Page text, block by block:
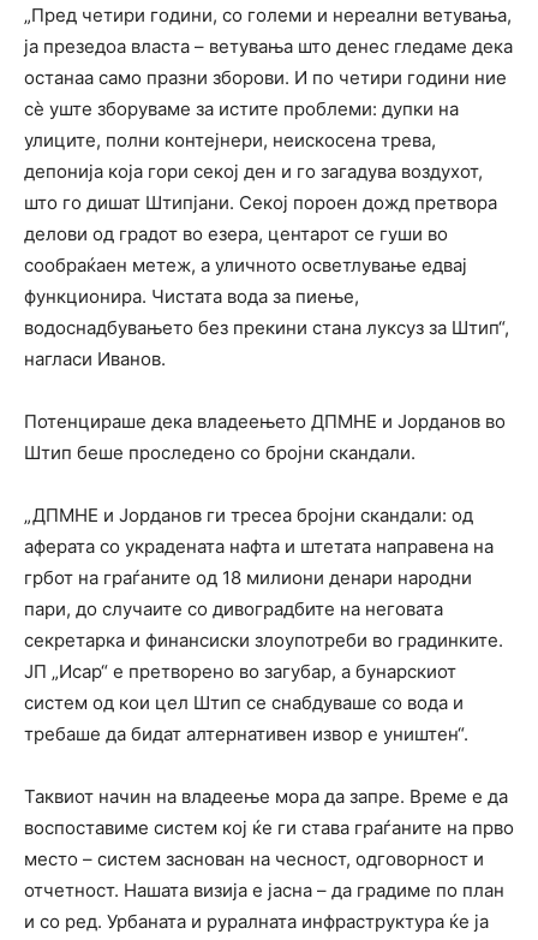
„Пред четири години, со големи и нереални ветувања,
ја презедоа власта – ветувања што денес гледаме дека
останаа само празни зборови. И по четири години ние
сè уште зборуваме за истите проблеми: дупки на
улиците, полни контејнери, неискосена трева,
депонија која гори секој ден и го загадува воздухот,
што го дишат Штипјани. Секој пороен дожд претвора
делови од градот во езера, центарот се гуши во
сообраќаен метеж, а уличното осветлување едвај
функционира. Чистата вода за пиење,
водоснадбувањето без прекини стана луксуз за Штип“,
нагласи Иванов.
Потенцираше дека владеењето ДПМНЕ и Јорданов во
Штип беше проследено со бројни скандали.
„ДПМНЕ и Јорданов ги тресеа бројни скандали: од
аферата со украдената нафта и штетата направена на
грбот на граѓаните од 18 милиони денари народни
пари, до случаите со дивоградбите на неговата
секретарка и финансиски злоупотреби во градинките.
ЈП „Исар“ е претворено во загубар, а бунарскиот
систем од кои цел Штип се снабдуваше со вода и
требаше да бидат алтернативен извор е уништен“.
Таквиот начин на владеење мора да запре. Време е да
воспоставиме систем кој ќе ги става граѓаните на прво
место – систем заснован на чесност, одговорност и
отчетност. Нашата визија е јасна – да градиме по план
и со ред. Урбаната и руралната инфраструктура ќе ја